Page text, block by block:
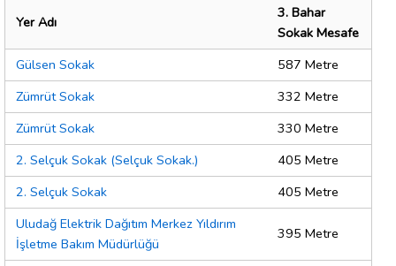
Yer Adı
3. Bahar
Sokak Mesafe
Gülsen Sokak
587 Metre
Zümrüt Sokak
332 Metre
Zümrüt Sokak
330 Metre
2. Selçuk Sokak (Selçuk Sokak.)
405 Metre
2. Selçuk Sokak
405 Metre
Uludağ Elektrik Dağıtım Merkez Yıldırım
İşletme Bakım Müdürlüğü
395 Metre